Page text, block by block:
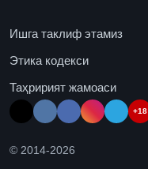
Ишга таклиф этамиз
Этика кодекси
Таҳририят жамоаси
+18
© 2014-2026